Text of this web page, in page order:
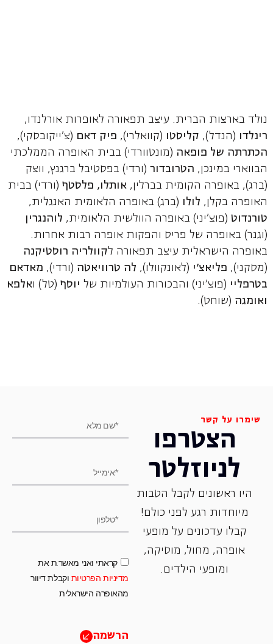
נולד בארצות הברית. עיצב תפאורה לאופרות אורלנדו,
רינלדו (הנדל), קליסטו (קוואלרי), פיק דאם (צ'ייקובסקי),
הכתרתה של פופאה (מונטוורדי) בבית האופרה הממלכתי
הבווארי במינכן, הטרובדור (ורדי) בפסטיבל ברגנץ, ווצק
(ברג), באופרה הקומית בברלין, אותלו, פלסטף (ורדי) בבית
האופרה בקלן, לולו (ברג) באופרה הלאומית האנגלית,
טורנדוט (פוצ'יני) באופרה הוולשית הלאומית, לוהנגרין
(וגנר) באופרה של פריס והפקות אופרה רבות אחרות.
באופרה הישראלית עיצב תפאורה לקוולריה רוסטיקנה
(מסקני), פליאצ'י (לאונקוולו), לה טרוויאטה (ורדי), מאדאם
בטרפליי (פוצ'יני) והבכורות העולמיות של יוסף (טל) ואלפא
ואומגה (שוחט).
שימרו על קשר
הצטרפו
לניוזלטר
היו ראשונים לקבל הטבות
מיוחדות רגע לפני כולם!
קבלו עדכונים על מופעי
אופרה, ‏מחול, ‏מוסיקה,
ומופעי הילדים.
קראתי ואני מאשר.ת את
מדיניות הפרטיות וקבלת דיוור
מהאופרה הישראלית
הרשמה